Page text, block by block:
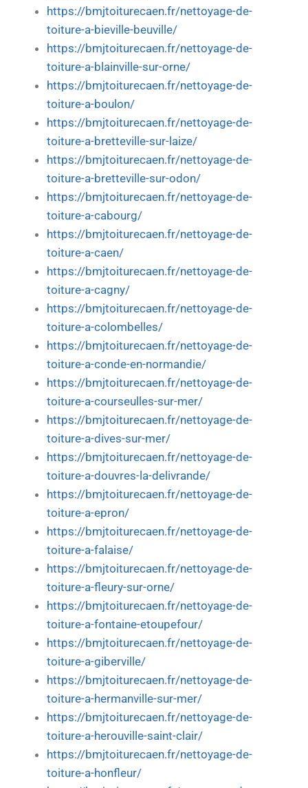
https://bmjtoiturecaen.fr/nettoyage-de-
toiture-a-bieville-beuville/
https://bmjtoiturecaen.fr/nettoyage-de-
toiture-a-blainville-sur-orne/
https://bmjtoiturecaen.fr/nettoyage-de-
toiture-a-boulon/
https://bmjtoiturecaen.fr/nettoyage-de-
toiture-a-bretteville-sur-laize/
https://bmjtoiturecaen.fr/nettoyage-de-
toiture-a-bretteville-sur-odon/
https://bmjtoiturecaen.fr/nettoyage-de-
toiture-a-cabourg/
https://bmjtoiturecaen.fr/nettoyage-de-
toiture-a-caen/
https://bmjtoiturecaen.fr/nettoyage-de-
toiture-a-cagny/
https://bmjtoiturecaen.fr/nettoyage-de-
toiture-a-colombelles/
https://bmjtoiturecaen.fr/nettoyage-de-
toiture-a-conde-en-normandie/
https://bmjtoiturecaen.fr/nettoyage-de-
toiture-a-courseulles-sur-mer/
https://bmjtoiturecaen.fr/nettoyage-de-
toiture-a-dives-sur-mer/
https://bmjtoiturecaen.fr/nettoyage-de-
toiture-a-douvres-la-delivrande/
https://bmjtoiturecaen.fr/nettoyage-de-
toiture-a-epron/
https://bmjtoiturecaen.fr/nettoyage-de-
toiture-a-falaise/
https://bmjtoiturecaen.fr/nettoyage-de-
toiture-a-fleury-sur-orne/
https://bmjtoiturecaen.fr/nettoyage-de-
toiture-a-fontaine-etoupefour/
https://bmjtoiturecaen.fr/nettoyage-de-
toiture-a-giberville/
https://bmjtoiturecaen.fr/nettoyage-de-
toiture-a-hermanville-sur-mer/
https://bmjtoiturecaen.fr/nettoyage-de-
toiture-a-herouville-saint-clair/
https://bmjtoiturecaen.fr/nettoyage-de-
toiture-a-honfleur/